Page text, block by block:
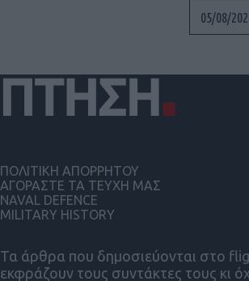
05/08/
Τα άρθρα που δημοσιεύονται στο
εκφράζουν τους συντάκτες τους κι
ΠΟΛΙΤΙΚΗ ΑΠΟΡΡΗΤΟΥ
ΑΓΟΡΑΣΤΕ ΤΑ ΤΕΥΧΗ ΜΑΣ
NAVAL DEFENCE
MILITARY HISTORY